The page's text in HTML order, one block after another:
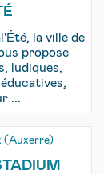
la ville de
propose
ludiques,
...
(Auxerre)